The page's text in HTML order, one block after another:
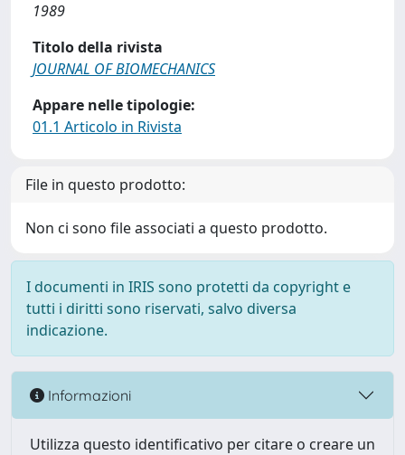
1989
Titolo della rivista
JOURNAL OF BIOMECHANICS
Appare nelle tipologie:
01.1 Articolo in Rivista
File in questo prodotto:
Non ci sono file associati a questo prodotto.
I documenti in IRIS sono protetti da copyright e
tutti i diritti sono riservati, salvo diversa
indicazione.
Informazioni
Utilizza questo identificativo per citare o creare un